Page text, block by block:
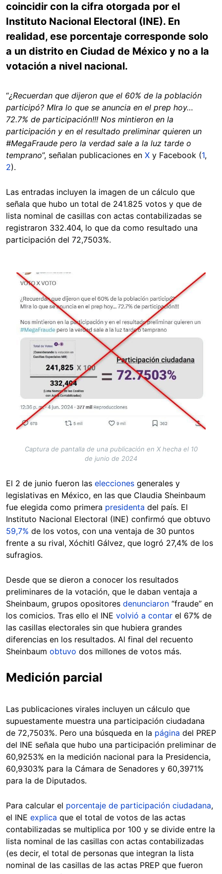
coincidir con la cifra otorgada por el
Instituto Nacional Electoral (INE). En
realidad, ese porcentaje corresponde solo
a un distrito en Ciudad de México y no a la
votación a nivel nacional.
“¿Recuerdan que dijeron que el 60% de la población
participó? MIra lo que se anuncia en el prep hoy…
72.7% de participación!!! Nos mintieron en la
participación y en el resultado preliminar quieren un
#MegaFraude pero la verdad sale a la luz tarde o
temprano”, señalan publicaciones en X y Facebook (1,
2).
Las entradas incluyen la imagen de un cálculo que
señala que hubo un total de 241.825 votos y que de
lista nominal de casillas con actas contabilizadas se
registraron 332.404, lo que da como resultado una
participación del 72,7503%.
Image
Captura de pantalla de una publicación en X hecha el 10
de junio de 2024
El 2 de junio fueron las elecciones generales y
legislativas en México, en las que Claudia Sheinbaum
fue elegida como primera presidenta del país. El
Instituto Nacional Electoral (INE) confirmó que obtuvo
59,7% de los votos, con una ventaja de 30 puntos
frente a su rival, Xóchitl Gálvez, que logró 27,4% de los
sufragios.
Desde que se dieron a conocer los resultados
preliminares de la votación, que le daban ventaja a
Sheinbaum, grupos opositores denunciaron “fraude” en
los comicios. Tras ello el INE volvió a contar el 67% de
las casillas electorales sin que hubiera grandes
diferencias en los resultados. Al final del recuento
Sheinbaum obtuvo dos millones de votos más.
Medición parcial
Las publicaciones virales incluyen un cálculo que
supuestamente muestra una participación ciudadana
de 72,7503%. Pero una búsqueda en la página del PREP
del INE señala que hubo una participación preliminar de
60,9253% en la medición nacional para la Presidencia,
60,9303% para la Cámara de Senadores y 60,3971%
para la de Diputados.
Para calcular el porcentaje de participación ciudadana,
el INE explica que el total de votos de las actas
contabilizadas se multiplica por 100 y se divide entre la
lista nominal de las casillas con actas contabilizadas
(es decir, el total de personas que integran la lista
nominal de las casillas de las actas PREP que fueron